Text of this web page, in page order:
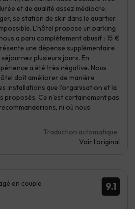
et de qualité assez médiocre.
se station de skir dans le quartier
L’hôtel propose un parking
a paru complètement abusif : 15 €
une dépense supplémentaire
plusieurs jours. En
a été très négative. Nous
doit améliorer de manière
installations que l’organisation et la
proposés. Ce n’est certainement pas
ni où nous
Traduction automatique
Voir l'original
9.1
en couple